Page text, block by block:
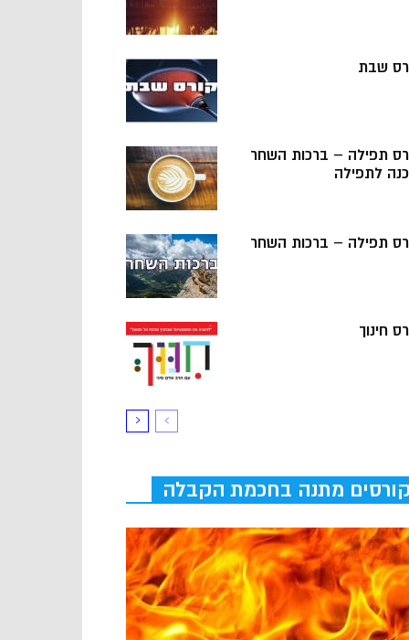
שבת
תפילה – ברכות השחר
לתפילה
תפילה – ברכות השחר
חינוך
קורסים מתנה בחכמת הקבלה